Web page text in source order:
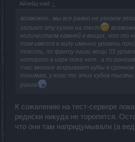
Айлейд said: ↑
возможно.. мы все равно не узнаем
зальют эту кухню на тест
количеством камней в вещах, что то
там имелся в виду именно уровень
тоесть, по факту наши вещи 55
которого в игре пока нет.. а по
счас многие вскрывают кубы в срочном
понимаю, у кого то этих кубов
ранга
К сожалению на тест-сервере
редиски никуда не торопятся.
что они там напридумывали (а